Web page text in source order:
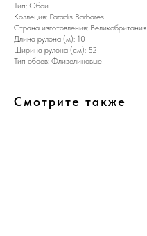
Тип: Обои
Коллеция: Paradis Barbares
Страна изготовления: Великобритания
Длина рулона (м): 10
Ширина рулона (см): 52
Тип обоев: Флизелиновые
Смотрите также